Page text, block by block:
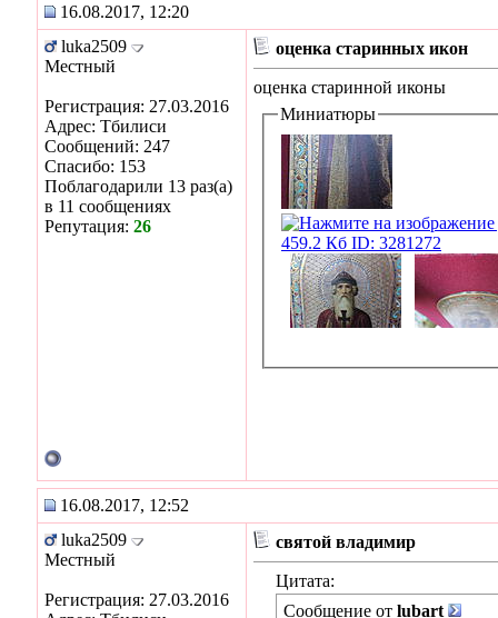
16.08.2017, 12:20
luka2509
Местный
Регистрация: 27.03.2016
Адрес: Тбилиси
Сообщений: 247
Спасибо: 153
Поблагодарили 13 раз(а)
в 11 сообщениях
Репутация: 26
оценка старинных икон
оценка старинной иконы
Миниатюры
16.08.2017, 12:52
luka2509
Местный
Регистрация: 27.03.2016
святой владимир
Цитата:
Сообщение от lubart